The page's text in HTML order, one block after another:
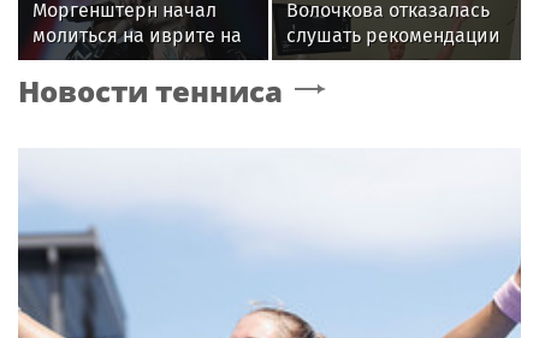
Моргенштерн начал
молиться на иврите на
концертах
Волочкова отказалась
слушать рекомендации
врачей после новой
травмы: "Слушаю
Новости тенниса